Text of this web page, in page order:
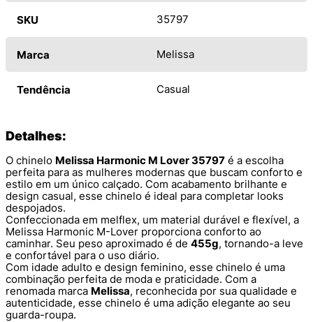
SKU 35797
Marca Melissa
Tendência Casual
Detalhes:
O chinelo Melissa Harmonic M Lover 35797 é a escolha
perfeita para as mulheres modernas que buscam conforto e
estilo em um único calçado. Com acabamento brilhante e
design casual, esse chinelo é ideal para completar looks
despojados.
Confeccionada em melflex, um material durável e flexível, a
Melissa Harmonic M-Lover proporciona conforto ao
caminhar. Seu peso aproximado é de 455g, tornando-a leve
e confortável para o uso diário.
Com idade adulto e design feminino, esse chinelo é uma
combinação perfeita de moda e praticidade. Com a
renomada marca Melissa, reconhecida por sua qualidade e
autenticidade, esse chinelo é uma adição elegante ao seu
guarda-roupa.